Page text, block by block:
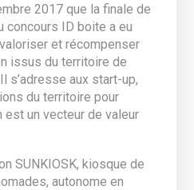
2017 que la finale de
concours ID boite a eu
et récompenser
issus du territoire de
s’adresse aux start-up,
du territoire pour
est un vecteur de valeur
SUNKIOSK, kiosque de
autonome en